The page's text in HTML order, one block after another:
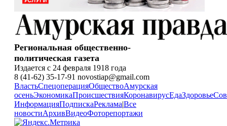
Региональная общественно-
политическая газета
Издается с 24 февраля 1918 года
8 (41-62) 35-17-91 novostiap@gmail.com
ВластьСпецоперацияОбществоАмурская
осеньЭкономикаПроисшествияКоронавирусЕдаЗдоровье
ИнформацияПодпискаРеклама|Все
новостиАрхивВидеоФоторепортажи